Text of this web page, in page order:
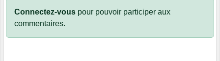
Connectez-vous pour pouvoir participer aux
commentaires.